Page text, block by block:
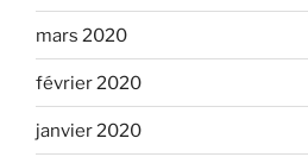
mars 2020
février 2020
janvier 2020